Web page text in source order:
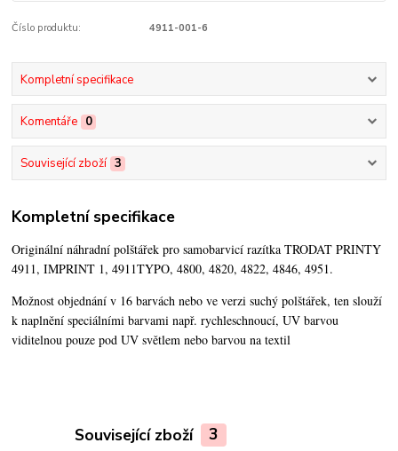
Číslo produktu: 4911-001-6
Kompletní specifikace
Komentáře 0
Související zboží 3
Kompletní specifikace
Originální náhradní polštářek pro samobarvicí razítka TRODAT PRINTY
4911, IMPRINT 1, 4911TYPO, 4800, 4820, 4822, 4846, 4951.
Možnost objednání v 16 barvách nebo ve verzi suchý polštářek,ten slouží
k naplnění speciálními barvami např. rychleschnoucí, UV barvou
viditelnou pouze pod UV světlem nebo barvou na textil
Související zboží 3